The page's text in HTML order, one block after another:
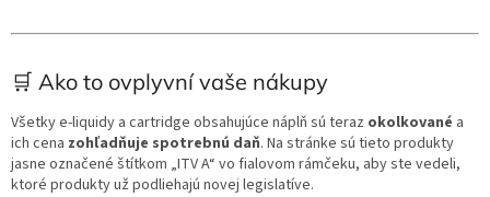
🛒 Ako to ovplyvní vaše nákupy
Všetky e-liquidy a cartridge obsahujúce náplň sú teraz okolkované a
ich cena zohľadňuje spotrebnú daň. Na stránke sú tieto produkty
jasne označené štítkom „ITV A“ vo fialovom rámčeku, aby ste vedeli,
ktoré produkty už podliehajú novej legislatíve.